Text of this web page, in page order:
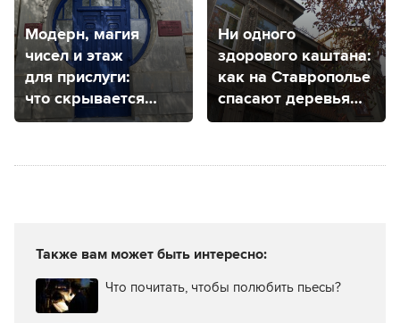
Модерн, магия
чисел и этаж
для прислуги:
что скрывается
за самой
дверью
Ни одного
здорового каштана:
как на Ставрополье
спасают деревья
от минирующей
Также вам может быть интересно:
Что почитать, чтобы полюбить пьесы?